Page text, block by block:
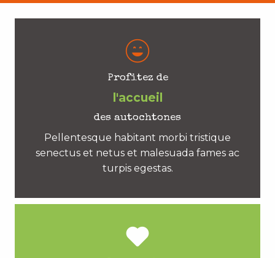
Profitez de
l'accueil
des autochtones
Pellentesque habitant morbi tristique
senectus et netus et malesuada fames ac
turpis egestas.